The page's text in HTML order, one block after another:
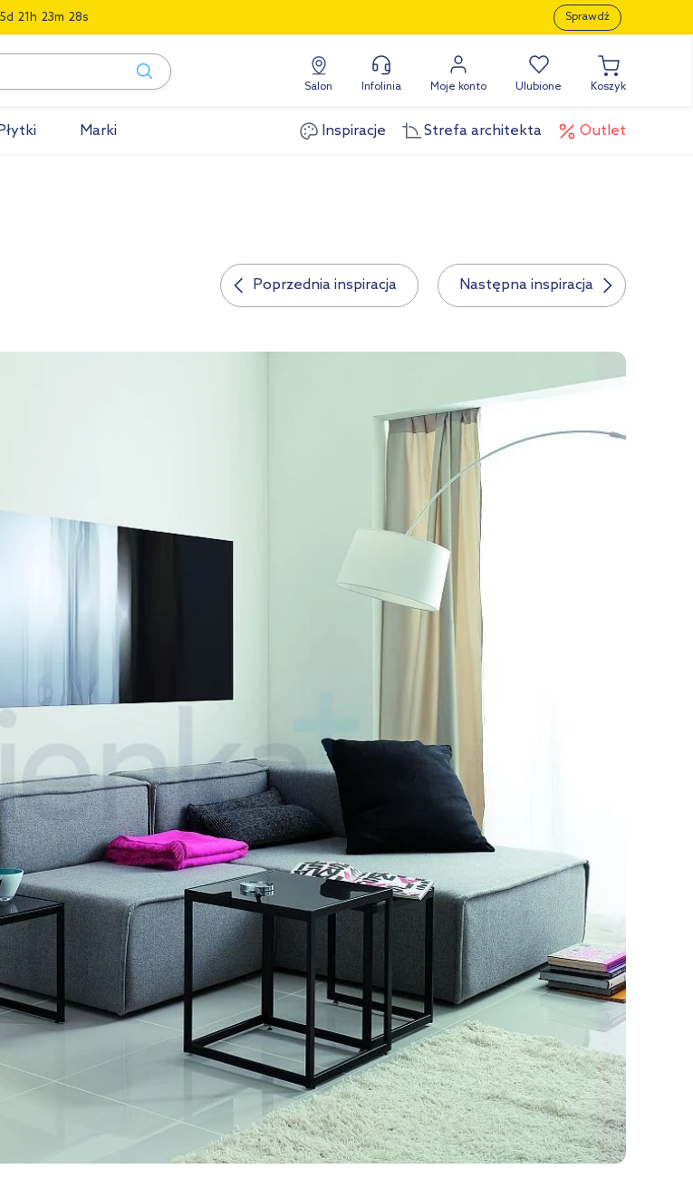
5 21 23 27 Sprawdź
Salon Infolinia Moje konto Ulubione Koszyk
Marki Inspiracje Strefa architekta Outlet
Poprzednia inspiracja Następna inspiracja